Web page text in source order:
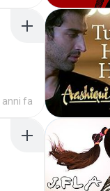
anni fa